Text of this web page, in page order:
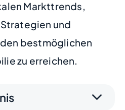
Markttrends,
und
bestmöglichen
zu erreichen.